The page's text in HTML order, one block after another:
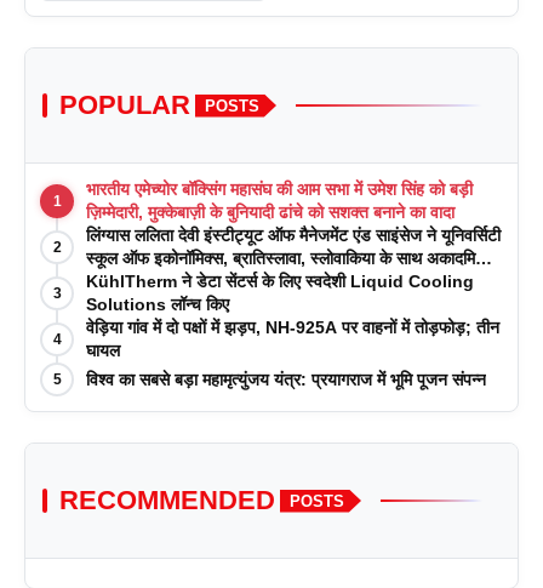
POPULAR POSTS
1
भारतीय एमेच्योर बॉक्सिंग महासंघ की आम सभा में उमेश सिंह को बड़ी
ज़िम्मेदारी, मुक्केबाज़ी के बुनियादी ढांचे को सशक्त बनाने का वादा
2
लिंग्यास ललिता देवी इंस्टीट्यूट ऑफ मैनेजमेंट एंड साइंसेज ने यूनिवर्सिटी
स्कूल ऑफ इकोनॉमिक्स, ब्रातिस्लावा, स्लोवाकिया के साथ अकादमिक
पत्रिकाओं में प्रकाशन रणनीतियों पर एक दिवसीय कार्यशाला का
आयोजन किया
3
KühlTherm ने डेटा सेंटर्स के लिए स्वदेशी Liquid Cooling
Solutions लॉन्च किए
4
वेड़िया गांव में दो पक्षों में झड़प, NH-925A पर वाहनों में तोड़फोड़; तीन
घायल
5 विश्व का सबसे बड़ा महामृत्युंजय यंत्र: प्रयागराज में भूमि पूजन संपन्न
RECOMMENDED POSTS